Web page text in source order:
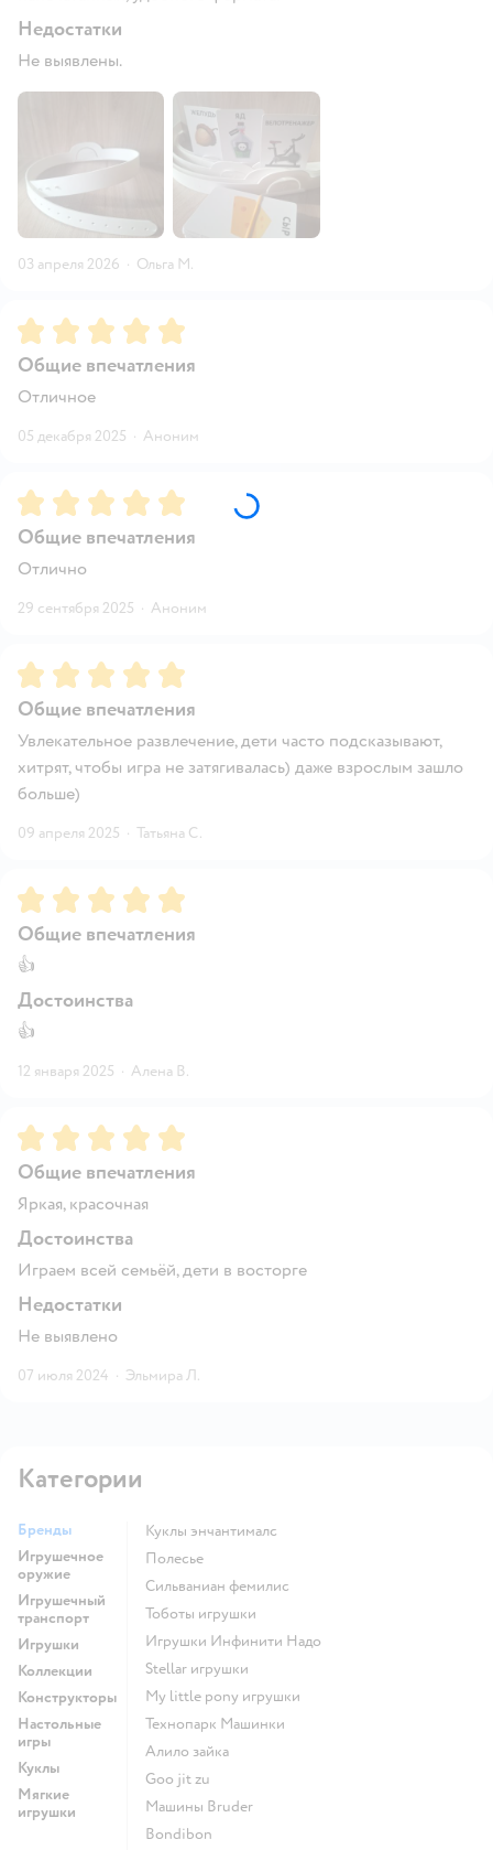
Недостатки
Не выявлены.
03 апреля 2026 · Ольга М.
Рейтинг:5
Общие впечатления
Отличное
05 декабря 2025 · Аноним
Рейтинг:5
Общие впечатления
Отлично
29 сентября 2025 · Аноним
Рейтинг:5
Общие впечатления
Увлекательное развлечение, дети часто подсказывают,
хитрят, чтобы игра не затягивалась) даже взрослым зашло
больше)
09 апреля 2025 · Татьяна С.
Рейтинг:5
Общие впечатления
👍
Достоинства
👍
12 января 2025 · Алена В.
Рейтинг:5
Общие впечатления
Яркая, красочная
Достоинства
Играем всей семьёй, дети в восторге
Недостатки
Не выявлено
07 июля 2024 · Эльмира Л.
Категории
Бренды
Игрушечное
оружие
Игрушечный
транспорт
Игрушки
Коллекции
Конструкторы
Настольные
игры
Куклы
Мягкие
игрушки
Куклы энчантималс
Полесье
Сильваниан фемилис
Тоботы игрушки
Игрушки Инфинити Надо
Stellar игрушки
my little pony игрушки
Технопарк Машинки
Алило зайка
Goo jit zu
Машины Bruder
Bondibon